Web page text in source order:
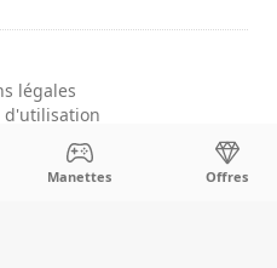
légales
d'utilisation
des cookies
Manettes Offres